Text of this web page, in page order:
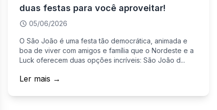
duas festas para você aproveitar!
05/06/2026
O São João é uma festa tão democrática, animada e
boa de viver com amigos e família que o Nordeste e a
Luck oferecem duas opções incríveis: São João d...
Ler mais →